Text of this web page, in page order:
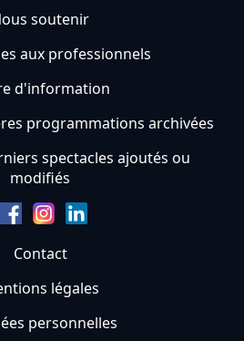
soutenir
aux professionnels
d'information
programmations archivées
spectacles ajoutés ou
modifiés
Contact
légales
personnelles